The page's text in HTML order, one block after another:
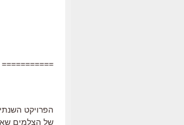
===========
הפרויקט
של הצלמים